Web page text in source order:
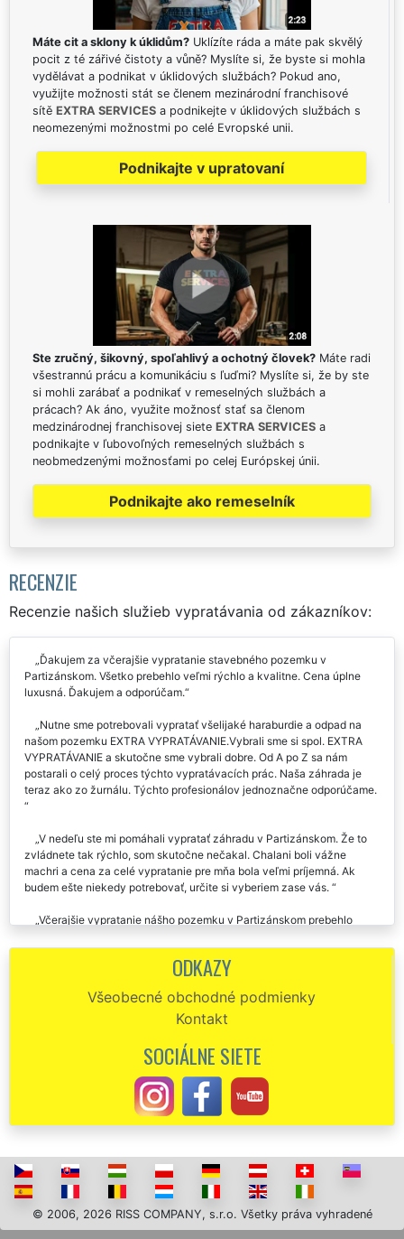
Máte cit a sklony k úklidům? Uklízíte ráda a máte pak skvělý
pocit z té zářivé čistoty a vůně? Myslíte si, že byste si mohla
vydělávat a podnikat v úklidových službách? Pokud ano,
využijte možnosti stát se členem mezinárodní franchisové
sítě EXTRA SERVICES a podnikejte v úklidových službách s
neomezenými možnostmi po celé Evropské unii.
Podnikajte v upratovaní
Ste zručný, šikovný, spoľahlivý a ochotný človek? Máte radi
všestrannú prácu a komunikáciu s ľuďmi? Myslíte si, že by ste
si mohli zarábať a podnikať v remeselných službách a
prácach? Ak áno, využite možnosť stať sa členom
medzinárodnej franchisovej siete EXTRA SERVICES a
podnikajte v ľubovoľných remeselných službách s
neobmedzenými možnosťami po celej Európskej únii.
Podnikajte ako remeselník
RECENZIE
Recenzie našich služieb vypratávania od zákazníkov:
Ďakujem za včerajšie vypratanie stavebného pozemku v
Partizánskom. Všetko prebehlo veľmi rýchlo a kvalitne. Cena úplne
luxusná. Ďakujem a odporúčam.
Nutne sme potrebovali vypratať všelijaké haraburdie a odpad na
našom pozemku EXTRA VYPRATÁVANIE.Vybrali sme si spol. EXTRA
VYPRATÁVANIE a skutočne sme vybrali dobre. Od A po Z sa nám
postarali o celý proces týchto vypratávacích prác. Naša záhrada je
teraz ako zo žurnálu. Týchto profesionálov jednoznačne odporúčame.
V nedeľu ste mi pomáhali vypratať záhradu v Partizánskom. Že to
zvládnete tak rýchlo, som skutočne nečakal. Chalani boli vážne
machri a cena za celé vypratanie pre mňa bola veľmi príjemná. Ak
budem ešte niekedy potrebovať, určite si vyberiem zase vás.
Včerajšie vypratanie nášho pozemku v Partizánskom prebehlo
za ich ústretovosť a ochotu.
ste mi poskytli pri vypratávaní môjho pozemku v Partizánskom.
Pravdupovediac som veľmi neverila tomu, že by to niekto dokázal. Je
Vypratanie parcely v Partizánskom prebehlo veľmi rýchlo a veľmi
kvalitne. Parcela je teraz čistá a pripravená na predaj. Ďakujem touto
cestou spoločnosti EXTRA VYPRATÁVANIE za ich vynikajúcu prácu.
ODKAZY
Všeobecné obchodné podmienky
Kontakt
SOCIÁLNE SIETE
© 2006, 2026 RISS COMPANY, s.r.o. Všetky práva vyhradené